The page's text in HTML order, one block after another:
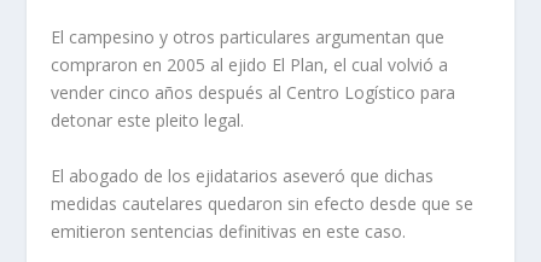
El campesino y otros particulares argumentan que
compraron en 2005 al ejido El Plan, el cual volvió a
vender cinco años después al Centro Logístico para
detonar este pleito legal.
El abogado de los ejidatarios aseveró que dichas
medidas cautelares quedaron sin efecto desde que se
emitieron sentencias definitivas en este caso.